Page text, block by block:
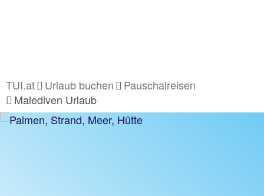
TUI.at Urlaub buchen
Pauschalreisen
Malediven Urlaub